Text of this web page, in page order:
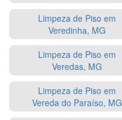
Limpeza de Piso em
Veredinha, MG
Limpeza de Piso em
Veredas, MG
Limpeza de Piso em
Vereda do Paraíso, MG